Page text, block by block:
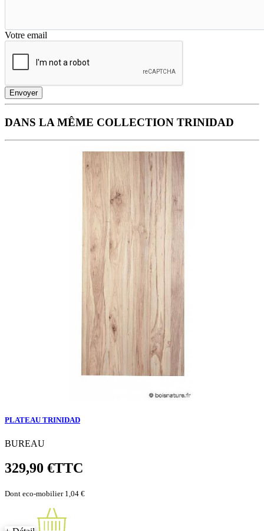
Votre email
Envoyer
DANS LA MÊME COLLECTION TRINIDAD
PLATEAU TRINIDAD
BUREAU
329,90 €TTC
Dont eco-mobilier 1,04 €